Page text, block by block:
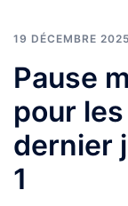
19 DÉCEMBRE 2025
Pause
pour
dernier
1